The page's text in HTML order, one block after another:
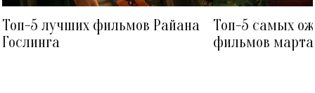
Топ-5 лучших фильмов Райана
Гослинга
Топ-5 самых
фильмов